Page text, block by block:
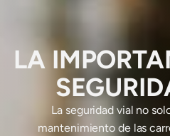
LA
La seguridad vial no
mantenimiento de las